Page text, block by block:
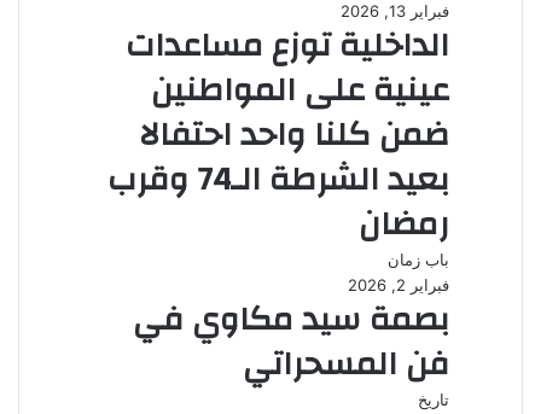
فبراير 13, 2026
الداخلية توزع مساعدات
عينية على المواطنين
ضمن كلنا واحد احتفالا
بعيد الشرطة الـ74 وقرب
رمضان
باب زمان
فبراير 2, 2026
بصمة سيد مكاوي في
فن المسحراتي
تاريخ